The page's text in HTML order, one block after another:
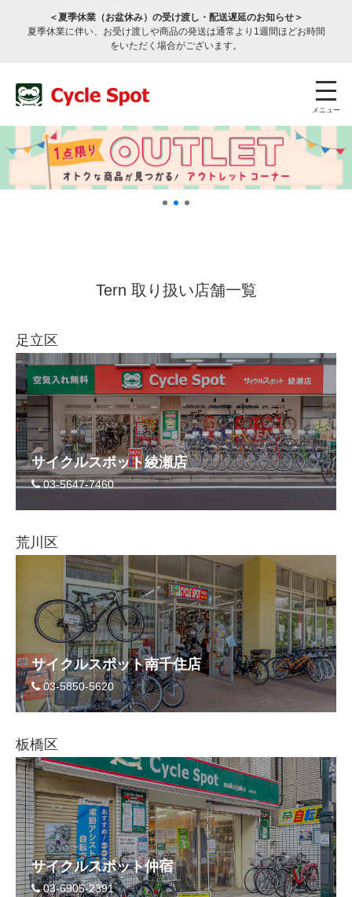
＜夏季休業（お盆休み）の受け渡し・配送遅延のお知らせ＞
夏季休業に伴い、お受け渡しや商品の発送は通常より1週間ほどお時間
をいただく場合がございます。
メニュー
サービス全般
修理・メンテナンス工賃
盗難保証
SpotMateログイン
オリジナル自転車
PB全車種カタログ
Norwayシリーズ
eVita
コンテンツ
店舗ブログ
イベント
Tern 取り扱い店舗一覧
足立区
サイクルスポット綾瀬店
03-5647-7460
荒川区
サイクルスポット南千住店
03-5850-5620
板橋区
サイクルスポット仲宿
03-6905-2391